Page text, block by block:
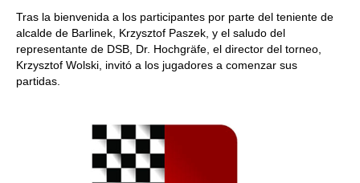
Tras la bienvenida a los participantes por parte del teniente de
alcalde de Barlinek, Krzysztof Paszek, y el saludo del
representante de DSB, Dr. Hochgräfe, el director del torneo,
Krzysztof Wolski, invitó a los jugadores a comenzar sus
partidas.